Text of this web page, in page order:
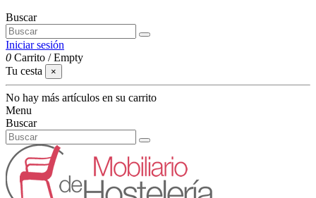
Buscar
Iniciar sesión
0 Carrito /Empty
Tu cesta
×
No hay más artículos en su carrito
Menu
Buscar